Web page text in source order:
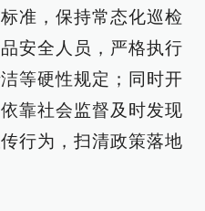
准，保持常态化巡检
安全人员，严格执行
等硬性规定；同时开
靠社会监督及时发现
行为，扫清政策落地